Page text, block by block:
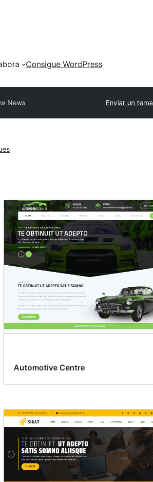
Consigue WordPress
News Enviar un tema
Automotive Centre